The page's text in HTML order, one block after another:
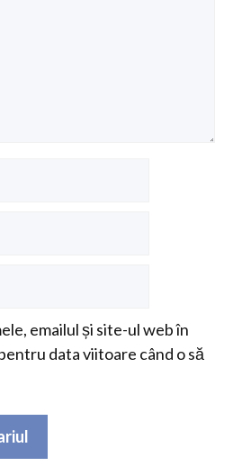
emailul și site-ul web în
data viitoare când o să